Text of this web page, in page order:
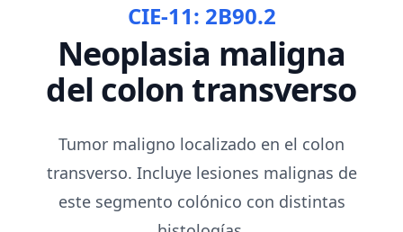
CIE-11: 2B90.2
Neoplasia maligna
del colon transverso
Tumor maligno localizado en el colon
transverso. Incluye lesiones malignas de
este segmento colónico con distintas